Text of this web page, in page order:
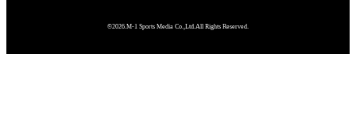
©2026.M-1 Sports Media Co.,Ltd.All Rights Reserved.